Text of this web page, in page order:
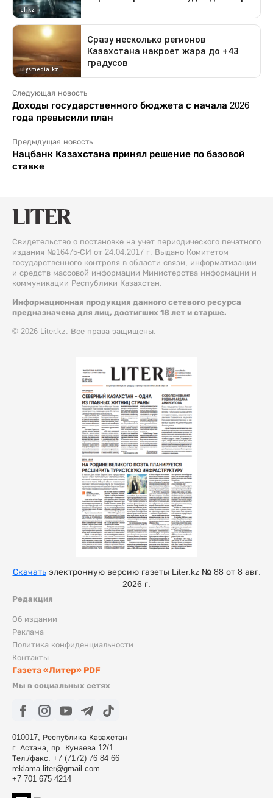
Следующая новость
Доходы государственного бюджета с начала 2026
года превысили план
Предыдущая новость
Нацбанк Казахстана принял решение по базовой
ставке
Свидетельство о постановке на учет периодического печатного
издания №16475-СИ от 24.04.2017 г. Выдано Комитетом
государственного контроля в области связи, информатизации
и средств массовой информации Министерства информации и
коммуникации Республики Казахстан.
Информационная продукция данного сетевого ресурса
предназначена для лиц, достигших 18 лет и старше.
© 2026 Liter.kz. Все права защищены.
Редакция
Об издании
Реклама
Политика конфиденциальности
Контакты
Газета «Литер» PDF
Мы в социальных сетях
010017, Республика Казахстан
г. Астана, пр. Кунаева 12/1
Тел./факс: +7 (7172) 76 84 66
reklama.liter@gmail.com
+7 701 675 4214
Скачатьэлектронную версию газеты Liter.kz № 88 от 8 авг.
2026 г.